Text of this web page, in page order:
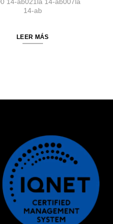
14-ab021la 14-ab007la
14-ab
LEER MÁS